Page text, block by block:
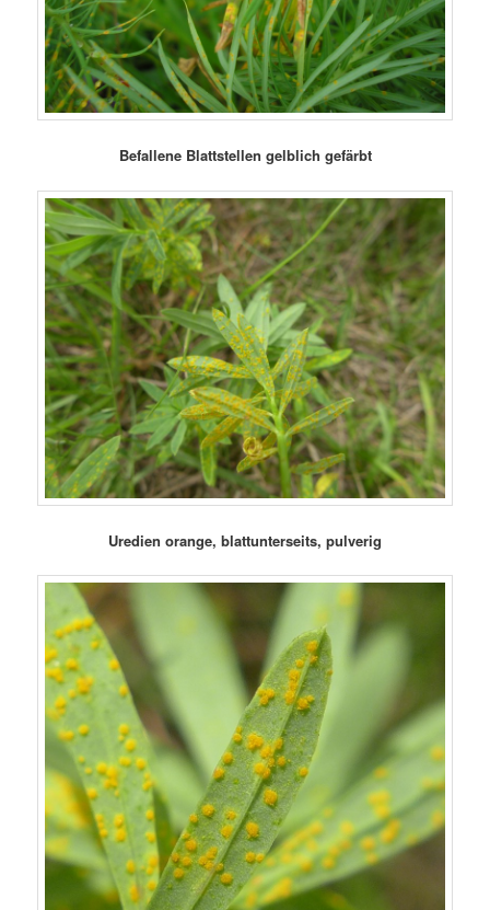
Befallene Blattstellen gelblich gefärbt
Uredien orange, blattunterseits, pulverig